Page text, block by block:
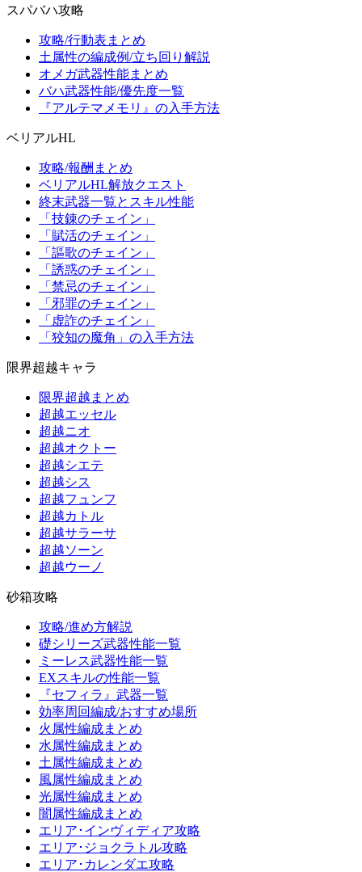
スパバハ攻略
攻略/行動表まとめ
土属性の編成例/立ち回り解説
オメガ武器性能まとめ
バハ武器性能/優先度一覧
『アルテマメモリ』の入手方法
ベリアルHL
攻略/報酬まとめ
ベリアルHL解放クエスト
終末武器一覧とスキル性能
「技錬のチェイン」
「賦活のチェイン」
「謳歌のチェイン」
「誘惑のチェイン」
「禁忌のチェイン」
「邪罪のチェイン」
「虚詐のチェイン」
「狡知の魔角」の入手方法
限界超越キャラ
限界超越まとめ
超越エッセル
超越ニオ
超越オクトー
超越シエテ
超越シス
超越フュンフ
超越カトル
超越サラーサ
超越ソーン
超越ウーノ
砂箱攻略
攻略/進め方解説
礎シリーズ武器性能一覧
ミーレス武器性能一覧
EXスキルの性能一覧
『セフィラ』武器一覧
効率周回編成/おすすめ場所
火属性編成まとめ
水属性編成まとめ
土属性編成まとめ
風属性編成まとめ
光属性編成まとめ
闇属性編成まとめ
エリア･インヴィディア攻略
エリア･ジョクラトル攻略
エリア･カレンダエ攻略